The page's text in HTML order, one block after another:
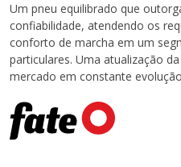
Um pneu equilibrado que
confiabilidade, atendendo os
conforto de marcha em um
particulares. Uma atualização
mercado em constante